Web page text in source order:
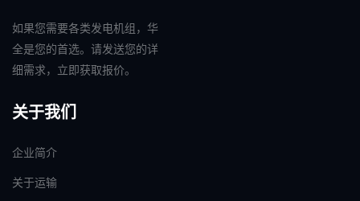
如果您需要各类发电机组，华
全是您的首选。请发送您的详
细需求，立即获取报价。
关于我们
企业简介
关于运输